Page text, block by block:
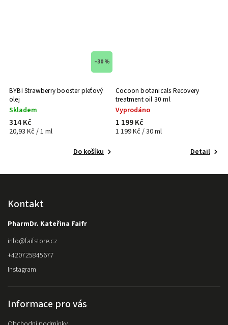
–30 %
BYBI Strawberry booster pleťový
olej
Skladem
314 Kč
20,93 Kč / 1 ml
Do košíku
Cocoon botanicals Recovery
treatment oil 30 ml
Vyprodáno
1 199 Kč
1 199 Kč / 30 ml
Detail
Kontakt
PharmDr. Kateřina Faifr
info@faifstore.cz
+420725845677
Instagram
Informace pro vás